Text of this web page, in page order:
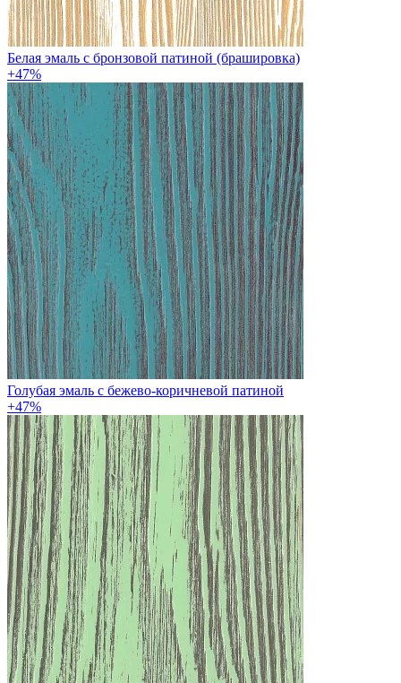
Белая эмаль с бронзовой патиной (брашировка)
+47%
Голубая эмаль с бежево-коричневой патиной
+47%